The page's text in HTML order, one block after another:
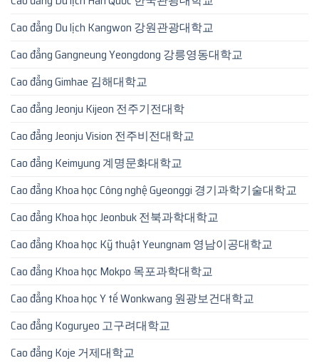
Cao đẳng Du lịch Kangwon 강원관광대학교
Cao đẳng Gangneung Yeongdong 강릉영동대학교
Cao đẳng Gimhae 김해대학교
Cao đẳng Jeonju Kijeon 전주기전대학
Cao đẳng Jeonju Vision 전주비전대학교
Cao đẳng Keimyung 계명문화대학교
Cao đẳng Khoa học Công nghệ Gyeonggi 경기과학기술대학교
Cao đẳng Khoa học Jeonbuk 전북과학대학교
Cao đẳng Khoa học Kỹ thuật Yeungnam 영남이공대학교
Cao đẳng Khoa học Mokpo 목포과학대학교
Cao đẳng Khoa học Y tế Wonkwang 원광보건대학교
Cao đẳng Koguryeo 고구려대학교
Cao đẳng Koje 거제대학교